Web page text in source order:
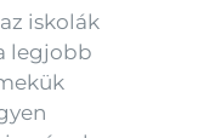
iskolák
legjobb